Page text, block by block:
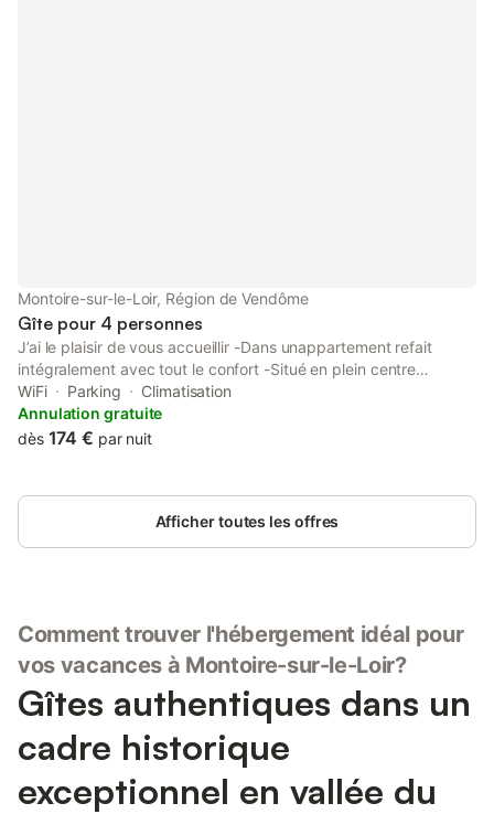
Montoire-sur-le-Loir, Région de Vendôme
Gîte pour 4 personnes
J’ai le plaisir de vous accueillir -Dans unappartement refait
intégralement avec tout le confort -Situé en plein centre
historique de Montoire sur loir -Proche de tous commerces et
lieux touristiques à découvrir
WiFi Parking
Climatisation
Annulation gratuite
dès 174 € par nuit
Afficher toutes les offres
Comment trouver l'hébergement idéal pour
vos vacances à Montoire-sur-le-Loir?
Gîtes authentiques dans un
cadre historique
exceptionnel en vallée du